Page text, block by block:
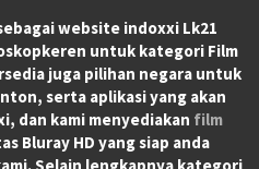
website indoxxi Lk21
untuk kategori Film
juga pilihan negara untuk
serta aplikasi yang akan
dan kami menyediakan film
Bluray HD yang siap anda
Selain lengkapnya kategori